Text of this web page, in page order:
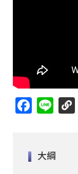
Facebook
Line
大綱